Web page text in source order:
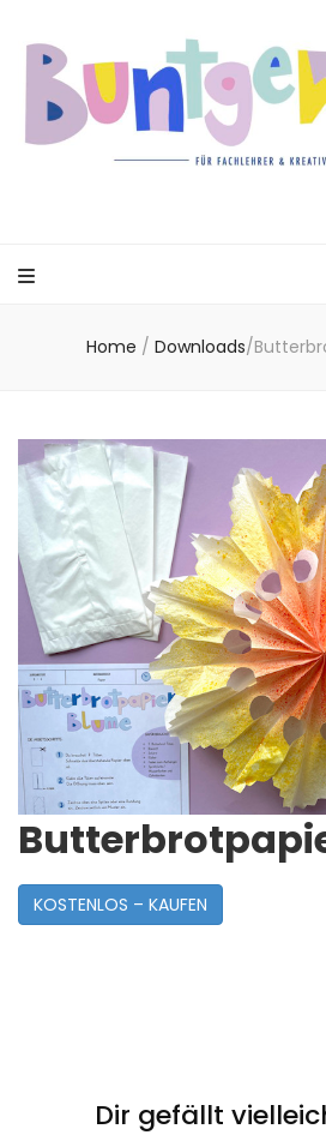
Home / Downloads/
KOSTENLOS – KAUFEN
Dir gefällt